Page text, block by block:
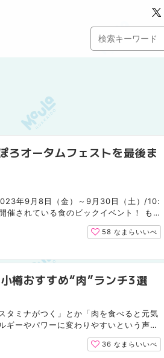
ろオータムフェストを最後ま
年9月8日（金）～9月30日（土）/10:
されている食のビックイベント！ も
˘ω˘ ) 残り日数もあとわずか！ ...
58なまらいいべ
樽おすすめ“肉”ランチ3選
タミナがつく」とか「肉を食べると元気
ギーやパワーに変わりやすいという声が
る人が多いようです。も...
36なまらいいべ